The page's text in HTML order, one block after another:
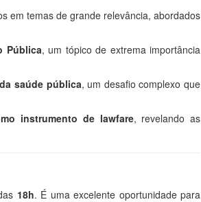
em temas de grande relevância, abordados
Pública, um tópico de extrema importância
saúde pública, um desafio complexo que
instrumento de lawfare, revelando as
18h. É uma excelente oportunidade para